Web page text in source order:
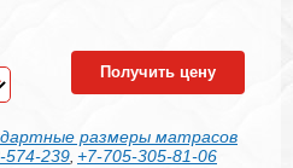
Получить цену
размеры матрасов
574-239, +7-705-305-81-06